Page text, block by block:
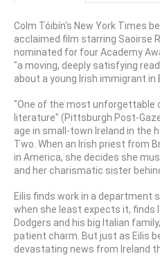
Colm Tóibín's New York Times
acclaimed film starring Saoirse
nominated for four Academy
"a moving, deeply satisfying
about a young Irish immigrant in
"One of the most unforgettable
literature" (Pittsburgh Post-
age in small-town Ireland in the
Two. When an Irish priest from
in America, she decides she
and her charismatic sister
Eilis finds work in a department
when she least expects it, finds
Dodgers and his big Italian
patient charm. But just as Eilis
devastating news from Ireland